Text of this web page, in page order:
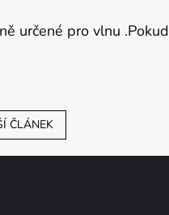
určené pro vlnu
ČLÁNEK